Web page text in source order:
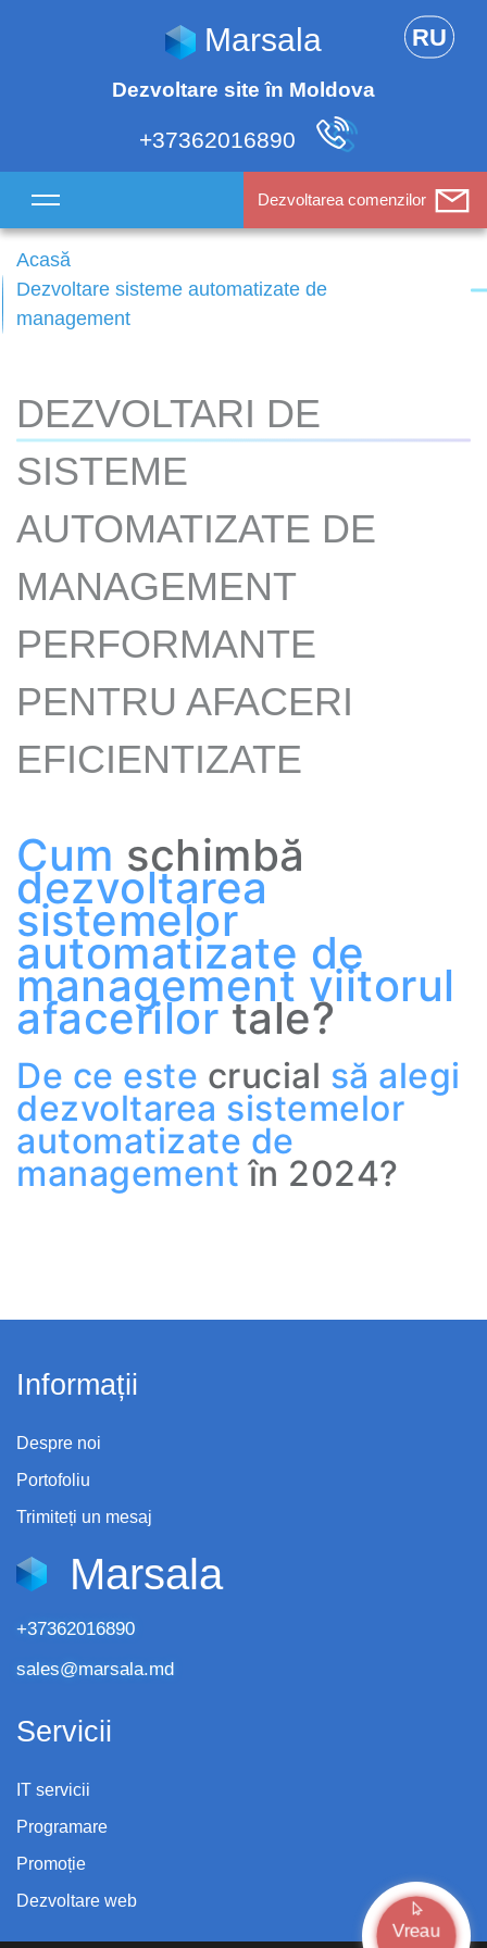
Marsala
Dezvoltare site în Moldova
+37362016890
RU
Dezvoltarea comenzilor
Acasă
Dezvoltare sisteme automatizate de
management
DEZVOLTARI DE
SISTEME
AUTOMATIZATE DE
MANAGEMENT
PERFORMANTE
PENTRU AFACERI
EFICIENTIZATE
Cum schimbă
dezvoltarea
sistemelor
automatizate de
management viitorul
afacerilortale?
De ce este crucial să alegi
dezvoltarea sistemelor
automatizate de
management în 2024?
Informații
Despre noi
Portofoliu
Trimiteți un mesaj
Marsala
+37362016890
sales@marsala.md
Servicii
IT servicii
Programare
Promoție
Dezvoltare web
Vreau